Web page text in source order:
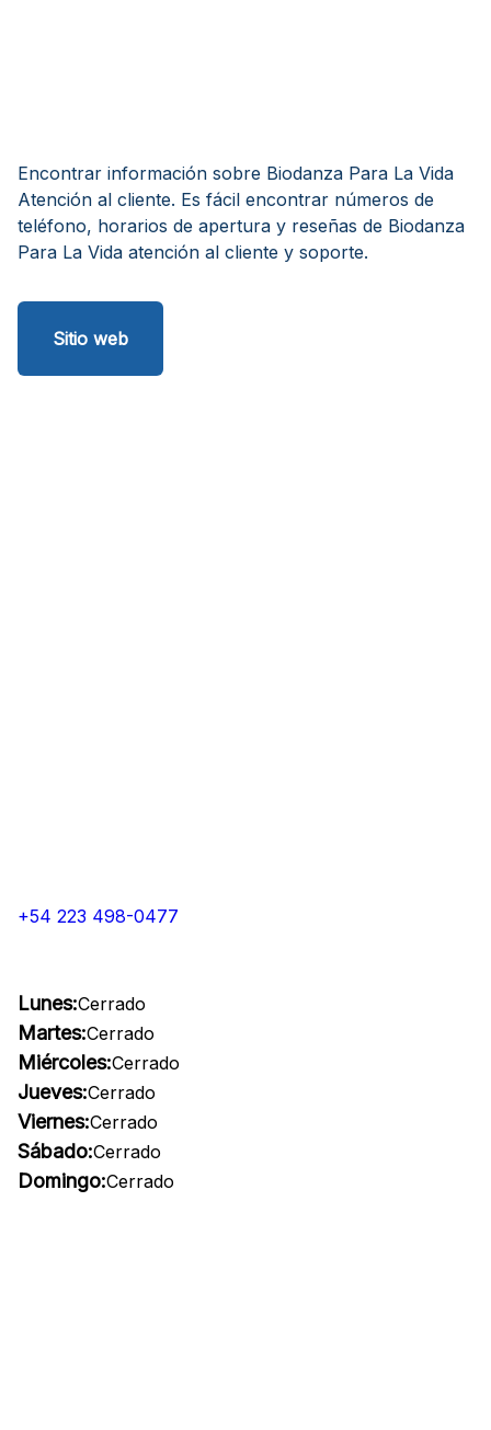
Encontrar información sobre Biodanza Para La Vida
Atención al cliente. Es fácil encontrar números de
teléfono, horarios de apertura y reseñas de Biodanza
Para La Vida atención al cliente y soporte.
Sitio web
+54 223 498-0477
Lunes:Cerrado
Martes:Cerrado
Miércoles:Cerrado
Jueves:Cerrado
Viernes:Cerrado
Sábado:Cerrado
Domingo:Cerrado